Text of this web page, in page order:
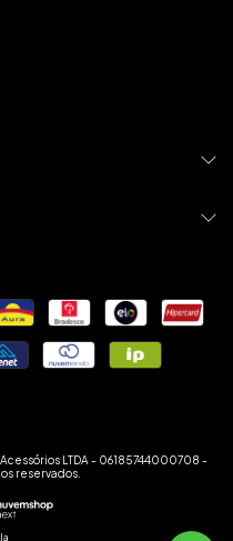
LTDA - 06185744000708 -
reservados.